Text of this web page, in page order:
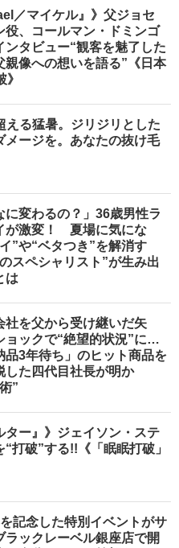
／マイケル』》父ジョセ
役、コールマン・ドミンゴ
ンタビュー“観客を魅了した
親像への想いを語る”《日本
る猛暑。ジリジリとした
メージを。あなたの抜け毛
に変わるの？」36歳男性ラ
が激変！ 夏場に気にな
”や“ベタつき”を解消す
スペシャリスト”が生み出
は
社を父から受け継いだ矢
ョックで“絶望的状況”に…
3年待ち」のヒット商品を
した四代目社長が明か
”
ター』》ジェイソン・ステ
打破”する!!《「眠眠打破」
記念した特別イベントがサ
ラックレーベル銀座店で開